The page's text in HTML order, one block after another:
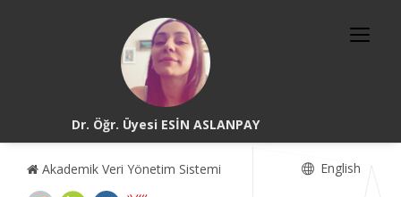
Dr. Öğr. Üyesi ESİN ASLANPAY
Akademik Veri Yönetim Sistemi English